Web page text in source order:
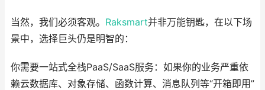
当然，我们必须客观。 Raksmart并非万能钥匙，在以下场
景中，选择巨头仍是明智的：
你需要一站式全栈PaaS/SaaS服务：如果你的业务严重依
赖云数据库、对象存储、函数计算、消息队列等“开箱即用”